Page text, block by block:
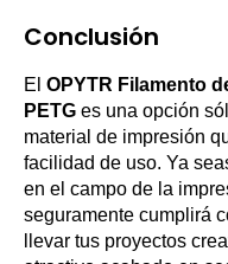
Conclusión
El OPYTR Filamento
PETG es una opción
material de impresión
facilidad de uso. Ya
en el campo de la
seguramente cumplirá
llevar tus proyectos